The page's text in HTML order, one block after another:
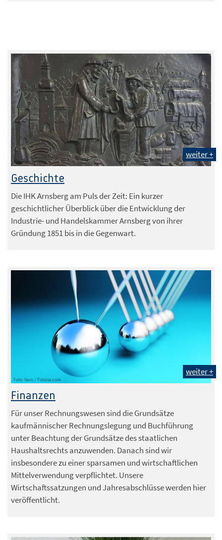
Foto: König | IHK
weiter +
Geschichte
Die IHK Arnsberg am Puls der Zeit: Ein kurzer
geschichtlicher Überblick über die Entwicklung der
Industrie- und Handelskammer Arnsberg von ihrer
Gründung 1851 bis in die Gegenwart.
Foto: tiero / Fotolia.com
weiter +
Finanzen
Für unser Rechnungswesen sind die Grundsätze
kaufmännischer Rechnungslegung und Buchführung
unter Beachtung der Grundsätze des staatlichen
Haushaltsrechts anzuwenden. Danach sind wir
insbesondere zu einer sparsamen und wirtschaftlichen
Mittelverwendung verpflichtet. Unsere
Wirtschaftssatzungen und Jahresabschlüsse werden hier
veröffentlicht.